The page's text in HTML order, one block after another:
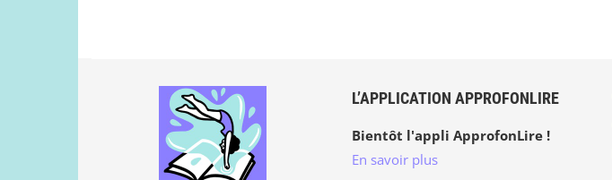
L’APPLICATION APPROFONLIRE
Bientôt l'appli ApprofonLire !
En savoir plus